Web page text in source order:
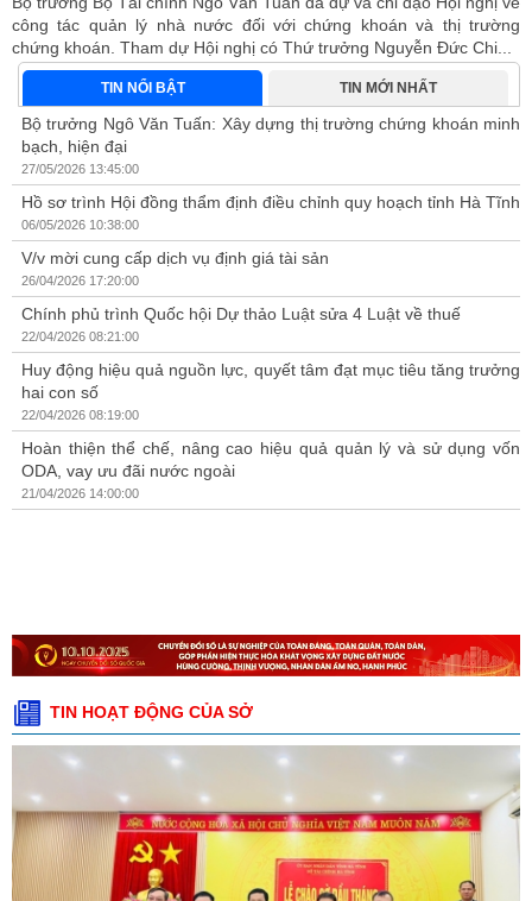
TIN NỔI BẬT TIN MỚI NHẤT
Bộ trưởng Ngô Văn Tuấn: Xây dựng thị trường chứng khoán minh
bạch, hiện đại
27/05/2026 13:45:00
Hồ sơ trình Hội đồng thẩm định điều chỉnh quy hoạch tỉnh Hà Tĩnh
06/05/2026 10:38:00
V/v mời cung cấp dịch vụ định giá tài sản
26/04/2026 17:20:00
Chính phủ trình Quốc hội Dự thảo Luật sửa 4 Luật về thuế
22/04/2026 08:21:00
Huy động hiệu quả nguồn lực, quyết tâm đạt mục tiêu tăng trưởng
hai con số
22/04/2026 08:19:00
Hoàn thiện thể chế, nâng cao hiệu quả quản lý và sử dụng vốn
ODA, vay ưu đãi nước ngoài
21/04/2026 14:00:00
TIN HOẠT ĐỘNG CỦA SỞ